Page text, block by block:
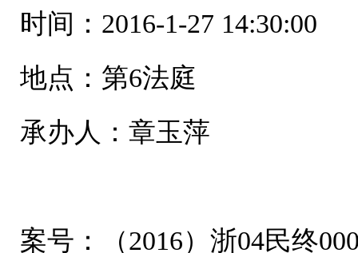
时间：2016-1-27 14:30:00
地点：第6法庭
承办人：章玉萍
案号：（2016）浙04民终